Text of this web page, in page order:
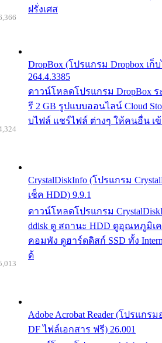
ฝรั่งเศส
DropBox (โปรแกรม Dropbox เ
264.4.3385
ดาวน์โหลดโปรแกรม DropBox
รี 2 GB รูปแบบออนไลน์ Cloud
บไฟล์ แชร์ไฟล์ ต่างๆ ให้คนอื่น เ
CrystalDiskInfo (โปรแกรม
เช็ค HDD) 9.9.1
ดาวน์โหลดโปรแกรม
ddisk ดู สถานะ HDD ดูอุณหภูมิเ
คอมพัง ดูฮาร์ดดิสก์ SSD ทั้ง
ด้
Adobe Acrobat Reader (โปรแกร
DF ไฟล์เอกสาร ฟรี) 26.001